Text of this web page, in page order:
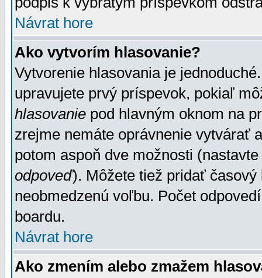
Návrat hore
Ako vytvorím hlasovanie?
Vytvorenie hlasovania je
upravujete prvý príspevok, pokiaľ
hlasovanie pod hlavným oknom na
zrejme nemáte oprávnenie vytvárať
potom aspoň dve možnosti
odpoveď). Môžete tiež pridať
neobmedzenú voľbu. Počet
boardu.
Návrat hore
Ako zmením alebo zmažem